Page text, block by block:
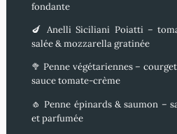
fondante
🍆Anelli Siciliani Poiatti–
salée & mozzarella gratinée
🥦Penne végétariennes–
sauce tomate-crème
🧄Penne épinards & saumon –
et parfumée